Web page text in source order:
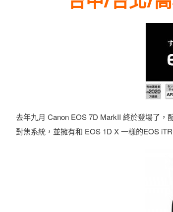
去年九月 Canon EOS 7D MarkII 終於登場了
對焦系統，並擁有和 EOS 1D X 一樣的EOS